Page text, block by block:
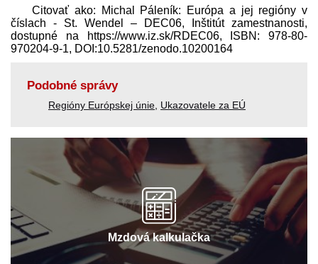
Citovať ako: Michal Páleník: Európa a jej regióny v
číslach - St. Wendel – DEC06, Inštitút zamestnanosti,
dostupné na https://www.iz.sk/​RDEC06, ISBN: 978-80-
970204-9-1, DOI:10.5281/zenodo.10200164
Podobné správy
Regióny Európskej únie Ukazovatele za EÚ
Mzdová kalkulačka